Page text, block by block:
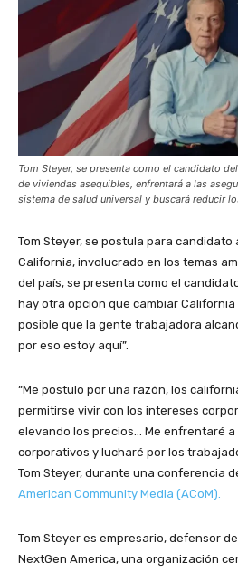
Tom Steyer, se presenta como el candidato
de viviendas asequibles, enfrentará a las
sistema de salud universal y buscará reducir
Tom Steyer, se postula para candidato
California, involucrado en los temas
del país, se presenta como el
hay otra opción que cambiar
posible que la gente trabajadora
por eso estoy aquí”.
“Me postulo por una razón, los
permitirse vivir con los intereses
elevando los precios… Me enfrentaré
corporativos y lucharé por los
Tom Steyer, durante una conferencia
American Community Media (ACoM).
Tom Steyer es empresario, defensor
NextGen America, una organización